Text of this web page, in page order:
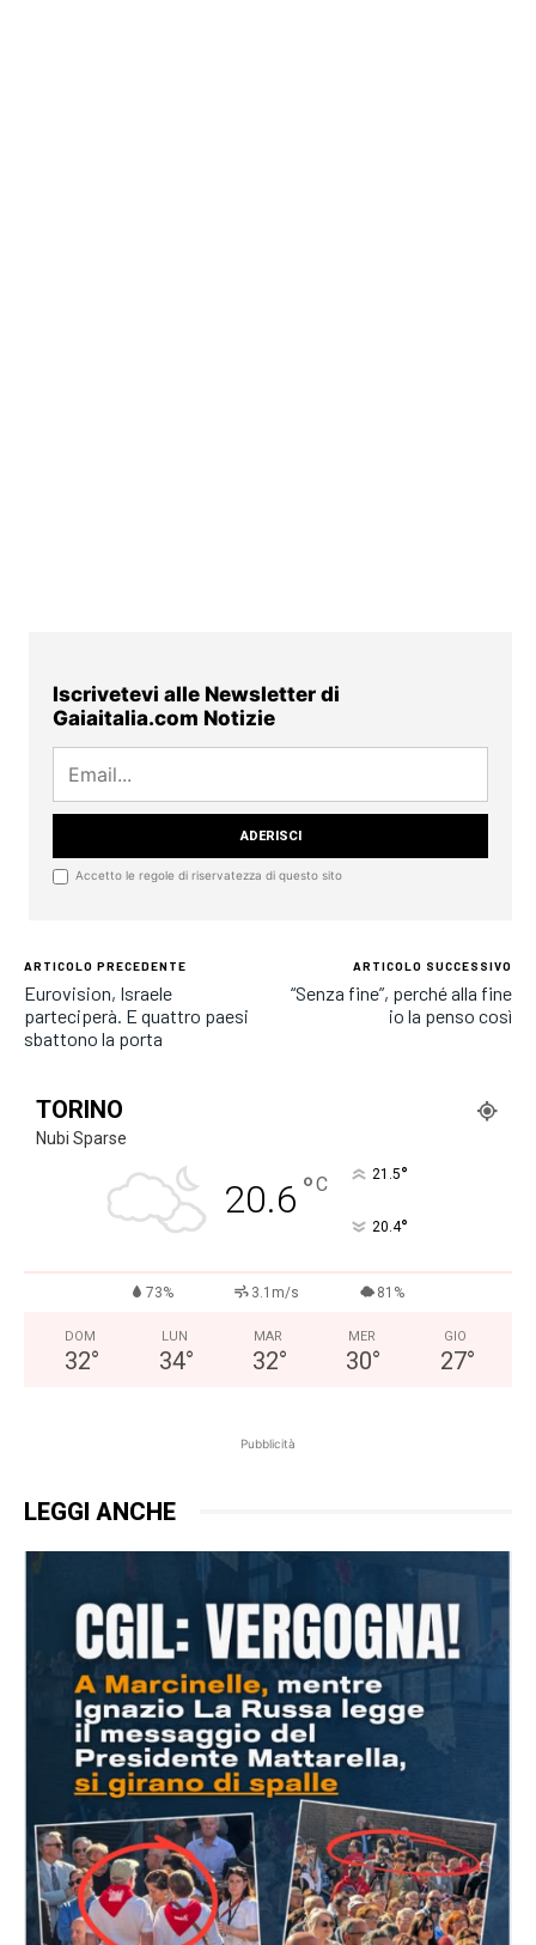
Iscrivetevi alle Newsletter di
Gaiaitalia.com Notizie
Accetto le regole di riservatezza di questo sito
ARTICOLO PRECEDENTE
Eurovision, Israele
parteciperà. E quattro paesi
sbattono la porta
ARTICOLO SUCCESSIVO
“Senza fine”, perché alla fine
io la penso così
TORINO
Nubi Sparse
20.6 °C 21.5°
20.4°
73% 3.1m/s 81%
DOM
32°
LUN
34°
MAR
32°
MER
30°
GIO
27°
Pubblicità
LEGGI ANCHE